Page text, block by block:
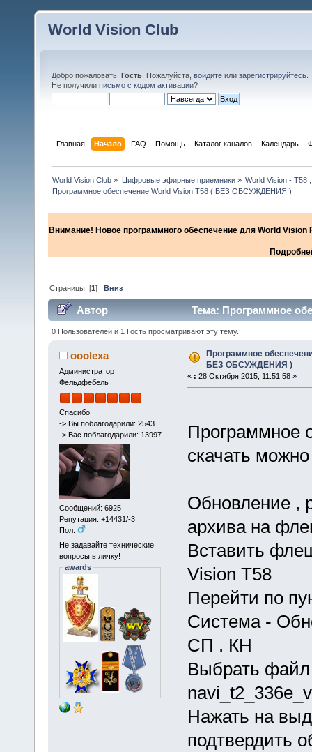
World Vision Club
Добро пожаловать, Гость . Пожалуйста, войдите или зарегистрируйтесь
Не получили письмо с кодом активации?
Главная Начало FAQ Помощь Каталог каналов Календарь
World Vision Club » Цифровые эфирные приемники» World Vision - Т58
Программное обеспечение World Vision T58 ( БЕЗ ОБСУЖДЕНИЯ )
Внимание! Новое программного обеспечение для World
Страницы: [1]Вниз
Автор
Тема: Программное
53041 раз)
0 Пользователей и 1 Гость просматривают эту тему.
ooolexa
Администратор
Фельдфебель
Спасибо
-> Вы поблагодарили: 2543
-> Вас поблагодарили: 13997
Сообщений: 6925
Репутация: +14431/-3
Пол:
Не задавайте технические
вопросы в личку!
awards
Программное
БЕЗ ОБСУЖДЕНИЯ )
« : 28 Октября 2015, 11:51:58 »
Программное
скачать
Обновление ,
архива на
Вставить
Vision T58
Перейти по
Система -
СП . КН
Выбрать
Нажать на
подтвердить